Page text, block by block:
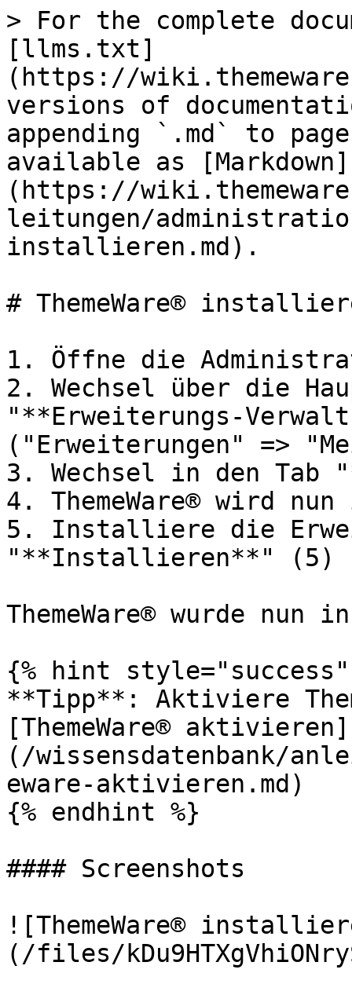
> For the complete
[llms.txt]
(https://
versions of
appending `.md` to
available as [Markdown]
(https://
leitungen/
installieren.md).
# ThemeWare®
1. Öffne die
2. Wechsel über die
"**Erweiterungs-
("Erweiterungen" =>
3. Wechsel in den Tab
4. ThemeWare® wird
5. Installiere die
"**Installieren**" (5)
ThemeWare® wurde
{% hint style="success"
**Tipp**: Aktiviere
[ThemeWare® aktivieren]
(/wissensdatenbank/
eware-aktivieren.md)
{% endhint %}
#### Screenshots
![ThemeWare®
(/files/